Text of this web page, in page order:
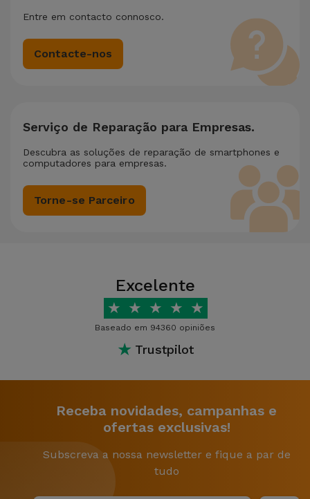
Entre em contacto connosco.
Contacte-nos
Serviço de Reparação para Empresas.
Descubra as soluções de reparação de smartphones e
computadores para empresas.
Torne-se Parceiro
Excelente
★ ★ ★ ★ ★
Baseado em 94360 opiniões
★ Trustpilot
Receba novidades, campanhas e
ofertas exclusivas!
Subscreva a nossa newsletter e fique a par de
tudo